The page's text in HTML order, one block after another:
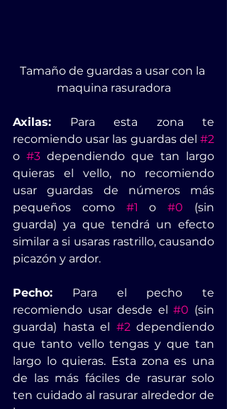
Tamaño de guardas a usar con la
maquina rasuradora
Axilas: Para esta zona te
recomiendo usar las guardas del #2
o #3 dependiendo que tan largo
quieras el vello, no recomiendo
usar guardas de números más
pequeños como #1 o #0 (sin
guarda) ya que tendrá un efecto
similar a si usaras rastrillo, causando
picazón y ardor.
Pecho: Para el pecho te
recomiendo usar desde el #0 (sin
guarda) hasta el #2 dependiendo
que tanto vello tengas y que tan
largo lo quieras. Esta zona es una
de las más fáciles de rasurar solo
ten cuidado al rasurar alrededor de